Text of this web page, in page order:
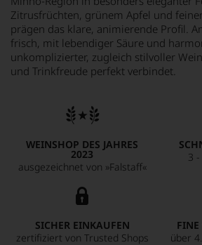
Zitrusfrüchten, grünem Apfel und
prägen das klare, animierende Profil.
frisch, mit lebendiger Säure und
unkomplizierter, zugleich stilvoller
und Trinkfreude perfekt verbindet.
WEINSHOP DES JAHRES
2023
ausgezeichnet von »Falstaff«
3
SICHER EINKAUFEN
zertifiziert von Trusted Shops
über